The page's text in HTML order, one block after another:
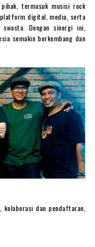
termasuk musisi rock
digital, media, serta
Dengan sinergi ini,
semakin berkembang dan
dan pendaftaran,